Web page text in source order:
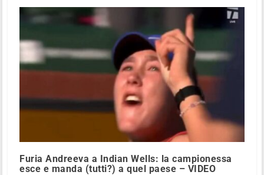
Furia Andreeva a Indian Wells: la campionessa
esce e manda (tutti?) a quel paese – VIDEO